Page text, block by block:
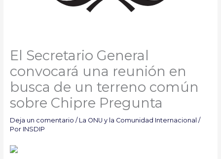
El Secretario General
convocará una reunión en
busca de un terreno común
sobre Chipre Pregunta
Deja un comentario / La ONU y la Comunidad Internacional /
Por INSDIP